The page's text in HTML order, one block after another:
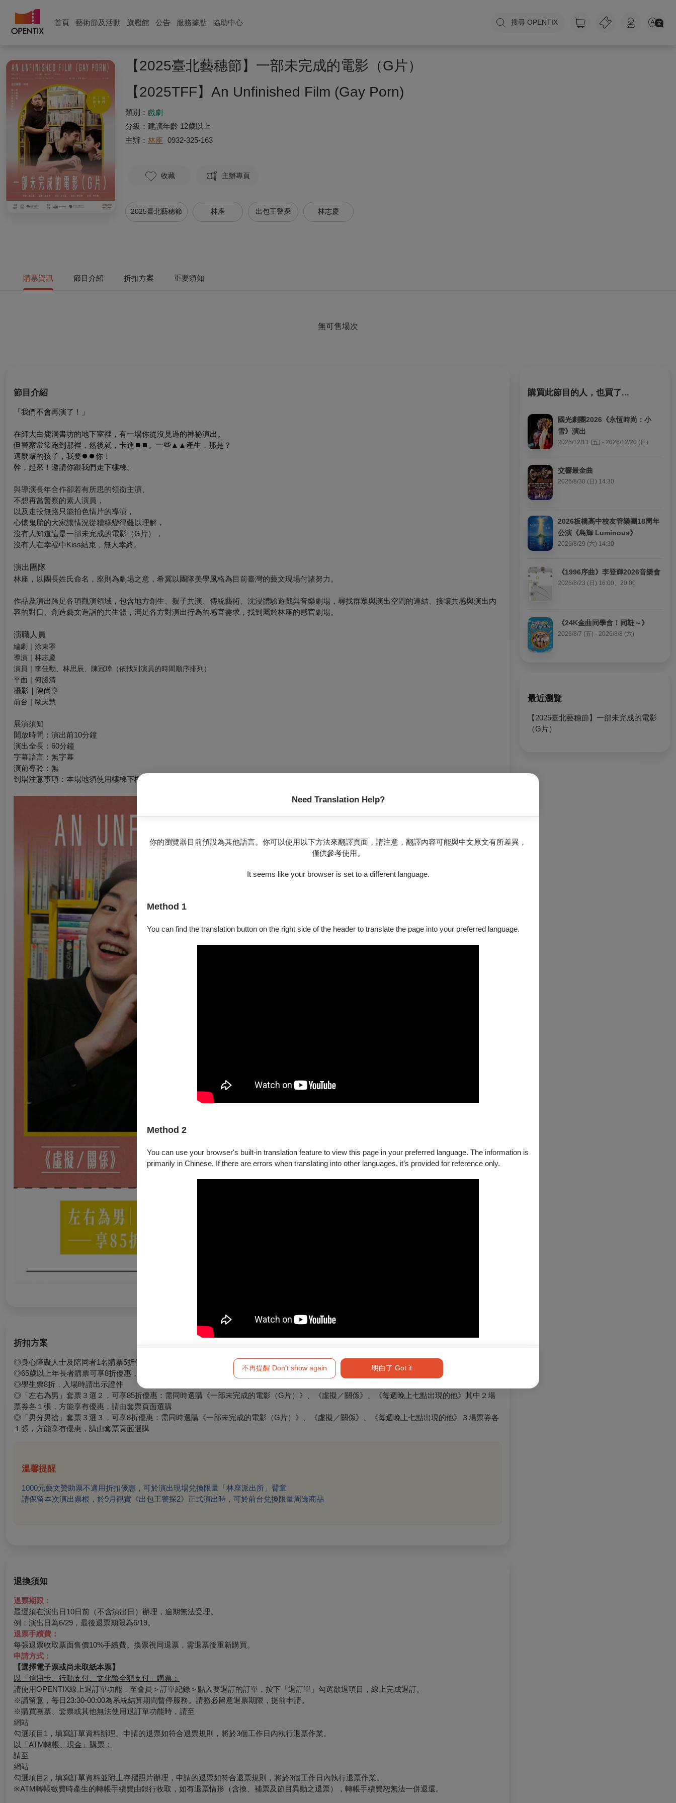
首頁 藝術節及活動 旗艦館 公告 服務據點 協助中心 搜尋 OPENTIX
Need Translation Help?
你的瀏覽器目前預設為其他語言。你可以使用以下方法來翻譯頁面，請注意，翻譯內容可能與中文原文有所差異，
僅供參考使用。
It seems like your browser is set to a different language.
Method 1
You can find the translation button on the right side of the header to translate the page into your preferred language.
Method 2
You can use your browser's built-in translation feature to view this page in your preferred language. The information is
primarily in Chinese. If there are errors when translating into other languages, it’s provided for reference only.
不再提醒 Don't show again 明白了 Got it
【2025臺北藝穗節】一部未完成的電影（G片）
【2025TFF】An Unfinished Film (Gay Porn)
類別： 戲劇
分級： 建議年齡 12歲以上
主辦： 林座 0932-325-163
收藏 主辦專頁
2025臺北藝穗節 林座 出包王警探 林志慶
購票資訊 節目介紹 折扣方案 重要須知
無可售場次
節目介紹
「我們不會再演了！」
在師大白鹿洞書坊的地下室裡，有一場你從沒見過的神祕演出。
但警察常常跑到那裡，然後就，卡進 ⏹︎ ⏹︎ 。一些▲▲產生，那是？
這麼壞的孩子，我要⏺︎ ⏺︎你！
幹，起來！邀請你跟我們走下樓梯。
與導演長年合作卻若有所思的領銜主演、
不想再當警察的素人演員，
以及走投無路只能拍色情片的導演，
心懷鬼胎的大家讓情況從糟糕變得難以理解，
沒有人知道這是一部未完成的電影（G片），
沒有人在幸福中Kiss結束，無人幸終。
演出團隊
林座，以團長姓氏命名，座則為劇場之意，希冀以團隊美學風格為目前臺灣的藝文現場付諸努力。
作品及演出跨足各項觀演領域，包含地方創生、親子共演、傳統藝術、沈浸體驗遊戲與音樂劇場，尋找群眾與演出空間的連結、接壤共感與演出內
容的對口、創造藝文造詣的共生體，滿足各方對演出行為的感官需求，找到屬於林座的感官劇場。
演職人員
編劇｜涂東寧
導演｜林志慶
演員｜李佳勳、林思辰、陳冠瑋（依找到演員的時間順序排列）
平面｜何勝清
攝影｜陳尚亨
前台｜歐天慧
展演須知
開放時間：演出前10分鐘
演出全長：60分鐘
字幕語言：無字幕
演前導聆：無
到場注意事項：本場地須使用樓梯下樓，請評估自身狀況後購票。
折扣方案
◎身心障礙人士及陪同者1名購票5折優待，入場時應出示身心障礙手冊，陪同者與身障者需同時入場
◎65歲以上年長者購票可享8折優惠，入場時請出示證件
◎學生票8折，入場時請出示證件
◎「左右為男」套票３選２，可享85折優惠：需同時選購《一部未完成的電影（G片）》、《虛擬／關係》、《每週晚上七點出現的他》其中２場
票券各１張，方能享有優惠，請由套票頁面選購
◎「男分男捨」套票３選３，可享8折優惠：需同時選購《一部未完成的電影（G片）》、《虛擬／關係》、《每週晚上七點出現的他》３場票券各
１張，方能享有優惠，請由套票頁面選購
溫馨提醒
1000元藝文贊助票不適用折扣優惠，可於演出現場兌換限量「林座派出所」臂章
請保留本次演出票根，於9月觀賞《出包王警探2》正式演出時，可於前台兌換限量周邊商品
退換須知
退票期限：
最遲須在演出日10日前（不含演出日）辦理，逾期無法受理。
例：演出日為6/29，最後退票期限為6/19。
退票手續費：
每張退票收取票面售價10%手續費。換票視同退票，需退票後重新購買。
申請方式：
【選擇電子票或尚未取紙本票】
以「信用卡、行動支付、文化幣全額支付」購票：
請使用OPENTIX線上退訂單功能，至會員＞訂單紀錄＞點入要退訂的訂單，按下「退訂單」勾選欲退項目，線上完成退訂。
※請留意，每日23:30-00:00為系統結算期間暫停服務。請務必留意退票期限，提前申請。
※購買團票、套票或其他無法使用退訂單功能時，請至
網站
勾選項目1，填寫訂單資料辦理。申請的退票如符合退票規則，將於3個工作日內執行退票作業。
以「ATM轉帳、現金」購票：
請至
網站
勾選項目2，填寫訂單資料並附上存摺照片辦理，申請的退票如符合退票規則，將於3個工作日內執行退票作業。
※ATM轉帳繳費時產生的轉帳手續費由銀行收取，如有退票情形（含換、補票及節目異動之退票），轉帳手續費恕無法一併退還。
購買此節目的人，也買了...
國光劇團2026《永恆時尚：小
雪》演出
2026/12/11 (五) - 2026/12/20 (日)
交響最金曲
2026/8/30 (日) 14:30
2026板橋高中校友管樂團18周年
公演《島輝 Luminous》
2026/8/29 (六) 14:30
《1996序曲》李登輝2026音樂會
2026/8/23 (日) 16:00、20:00
《24K金曲同學會！同鞋～》
2026/8/7 (五) - 2026/8/8 (六)
最近瀏覽
【2025臺北藝穗節】一部未完成的電影
（G片）